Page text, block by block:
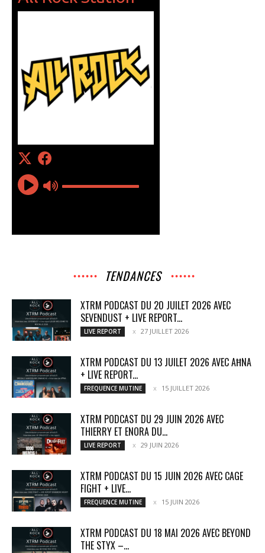
TENDANCES
XTRM PODCAST DU 20 JUILET 2026 AVEC
SEVENDUST + LIVE REPORT...
LIVE REPORT 27 JUILLET 2026
XTRM PODCAST DU 13 JUILET 2026 AVEC AĦNA
+ LIVE REPORT...
FREQUENCE MUTINE 15 JUILLET 2026
XTRM PODCAST DU 29 JUIN 2026 AVEC
THIERRY ET ENORA DU...
LIVE REPORT 29 JUIN 2026
XTRM PODCAST DU 15 JUIN 2026 AVEC CAGE
FIGHT + LIVE...
FREQUENCE MUTINE 15 JUIN 2026
XTRM PODCAST DU 18 MAI 2026 AVEC BEYOND
THE STYX –...